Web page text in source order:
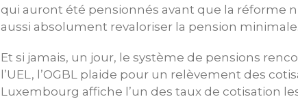
qui auront été pensionnés avant que la réforme
aussi absolument revaloriser la pension minimale.
Et si jamais, un jour, le système de pensions
l’UEL, l’OGBL plaide pour un relèvement des
Luxembourg affiche l’un des taux de cotisation